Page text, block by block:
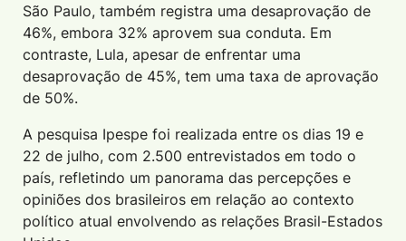
São Paulo, também registra uma desaprovação de
46%, embora 32% aprovem sua conduta. Em
contraste, Lula, apesar de enfrentar uma
desaprovação de 45%, tem uma taxa de aprovação
de 50%.
A pesquisa Ipespe foi realizada entre os dias 19 e
22 de julho, com 2.500 entrevistados em todo o
país, refletindo um panorama das percepções e
opiniões dos brasileiros em relação ao contexto
político atual envolvendo as relações Brasil-Estados